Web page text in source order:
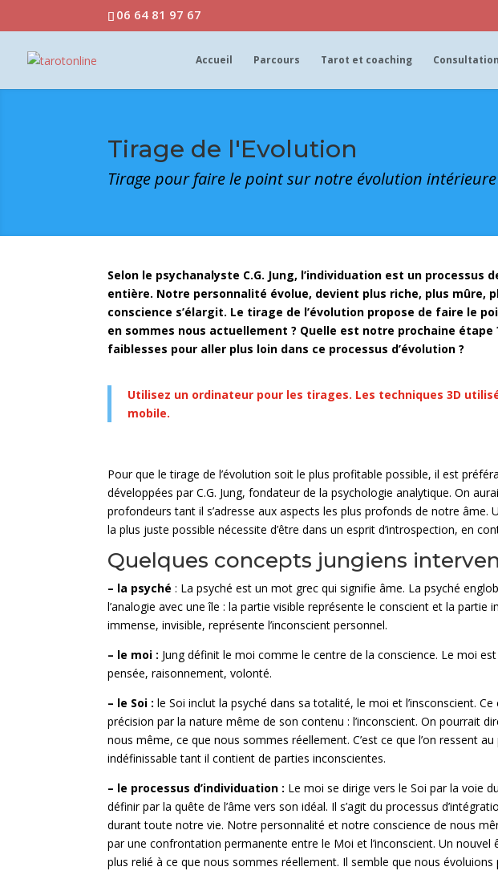
06 64 81 97 67
Accueil Parcours Tarot et coaching
Tirage de l'Evolution
Tirage pour faire le point sur notre évolution intérieure
Selon le psychanalyste C.G. Jung, l’individuation est un processus
entière. Notre personnalité évolue, devient plus riche, plus mûre,
conscience s’élargit. Le tirage de l’évolution propose de faire le
en sommes nous actuellement ? Quelle est notre prochaine étape
faiblesses pour aller plus loin dans ce processus d’évolution ?
Utilisez un ordinateur pour les tirages. Les techniques 3D
mobile.
Pour que le tirage de l’évolution soit le plus profitable possible, il est
développées par C.G. Jung, fondateur de la psychologie analytique. On
profondeurs tant il s’adresse aux aspects les plus profonds de notre âme.
la plus juste possible nécessite d’être dans un esprit d’introspection, en
Quelques concepts jungiens
– la psyché: La psyché est un mot grec qui signifie âme. La psyché
l’analogie avec une île : la partie visible représente le conscient et la partie
immense, invisible, représente l’inconscient personnel.
– le moi : Jung définit le moi comme le centre de la conscience. Le moi
pensée, raisonnement, volonté.
– le Soi :le Soi inclut la psyché dans sa totalité, le moi et l’insconscient.
précision par la nature même de son contenu : l’inconscient. On pourrait
nous même, ce que nous sommes réellement. C’est ce que l’on ressent
indéfinissable tant il contient de parties inconscientes.
– le processus d’individuation : Le moi se dirige vers le Soi par la voie
définir par la quête de l’âme vers son idéal. Il s’agit du processus
durant toute notre vie. Notre personnalité et notre conscience de nous
par une confrontation permanente entre le Moi et l’inconscient. Un
plus relié à ce que nous sommes réellement. Il semble que nous